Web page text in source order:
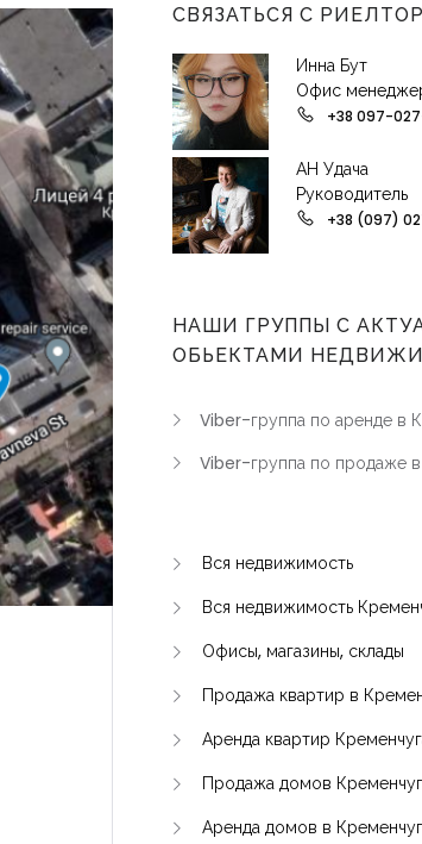
СВЯЗАТЬСЯ С
Инна Бут
Офис
+38 097-
АН Удача
Руководитель
+38 (097)
НАШИ ГРУППЫ С
ОБЬЕКТАМИ
Viber-группа по аренде в
Viber-группа по продаже
Вся недвижимость
Вся недвижимость
Офисы, магазины, склады
Продажа квартир в
Аренда квартир
Продажа домов
Аренда домов в